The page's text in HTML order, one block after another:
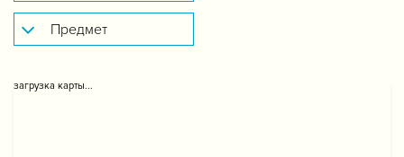
загрузка карты...